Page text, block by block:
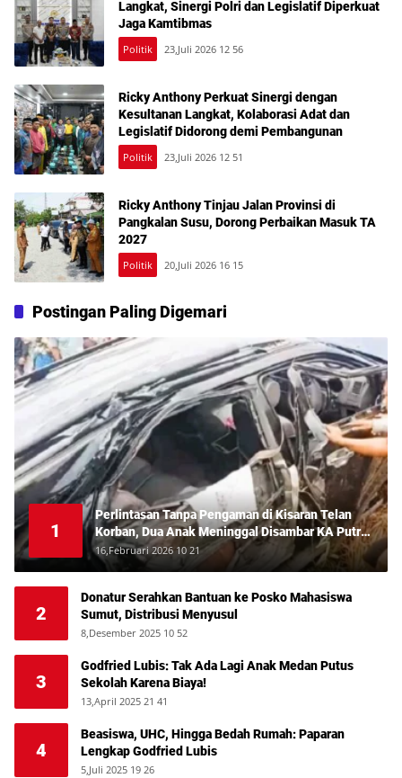
Langkat, Sinergi Polri dan Legislatif Diperkuat
Jaga Kamtibmas
Politik 23,Juli 2026 12 56
Ricky Anthony Perkuat Sinergi dengan
Kesultanan Langkat, Kolaborasi Adat dan
Legislatif Didorong demi Pembangunan
Politik 23,Juli 2026 12 51
Ricky Anthony Tinjau Jalan Provinsi di
Pangkalan Susu, Dorong Perbaikan Masuk TA
2027
Politik 20,Juli 2026 16 15
Postingan Paling Digemari
1
Perlintasan Tanpa Pengaman di Kisaran Telan
Korban, Dua Anak Meninggal Disambar KA Putri
Deli
16,Februari 2026 10 21
2
Donatur Serahkan Bantuan ke Posko Mahasiswa
Sumut, Distribusi Menyusul
8,Desember 2025 10 52
3
Godfried Lubis: Tak Ada Lagi Anak Medan Putus
Sekolah Karena Biaya!
13,April 2025 21 41
4
Beasiswa, UHC, Hingga Bedah Rumah: Paparan
Lengkap Godfried Lubis
5,Juli 2025 19 26